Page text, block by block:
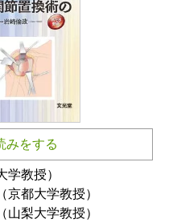
みをする
教授）
京都大学教授）
梨大学教授）